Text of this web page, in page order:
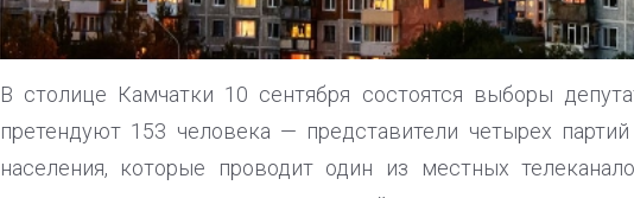
В столице Камчатки 10 сентября состоятся выборы
претендуют 153 человека — представители четырех
населения, которые проводит один из местных